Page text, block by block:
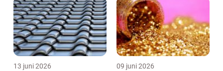
13 juni 2026 09 juni 2026